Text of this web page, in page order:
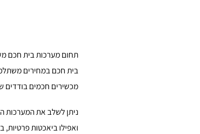
תחום מערכות בית חכם
בית חכם במחירים
מכשירים חכמים בודדים
ניתן לשלב את המערכות
ואפילו ביאכטות